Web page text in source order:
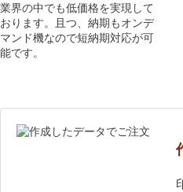
業界の中でも低価格を実現して
おります。且つ、納期もオンデ
マンド機なので短納期対応が可
能です。